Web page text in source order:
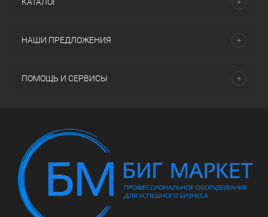
НАШИ ПРЕДЛОЖЕНИЯ
ПОМОЩЬ И СЕРВИСЫ